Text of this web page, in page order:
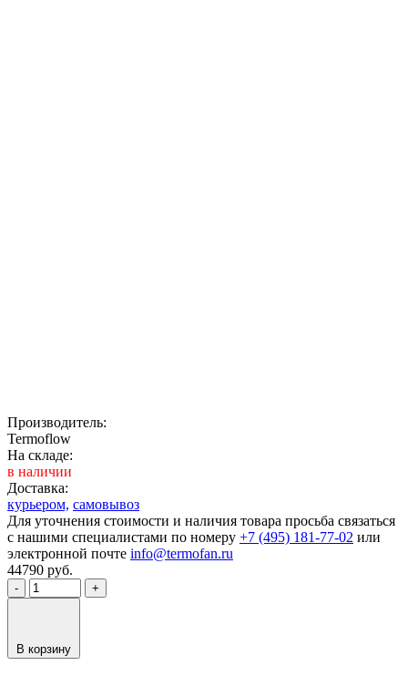
Производитель:
Termoflow
На складе:
в наличии
Доставка:
курьером, самовывоз
Для уточнения стоимости и наличия товара просьба связаться
с нашими специалистами по номеру +7 (495) 181-77-02 или
электронной почте info@termofan.ru
44790 руб.
- +
В корзину